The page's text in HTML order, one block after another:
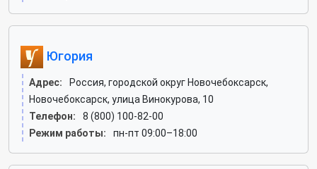
Югория
Адрес:
Россия, городской округ Новочебоксарск,
Новочебоксарск, улица Винокурова, 10
Телефон:
8 (800) 100-82-00
Режим работы:
пн-пт 09:00–18:00